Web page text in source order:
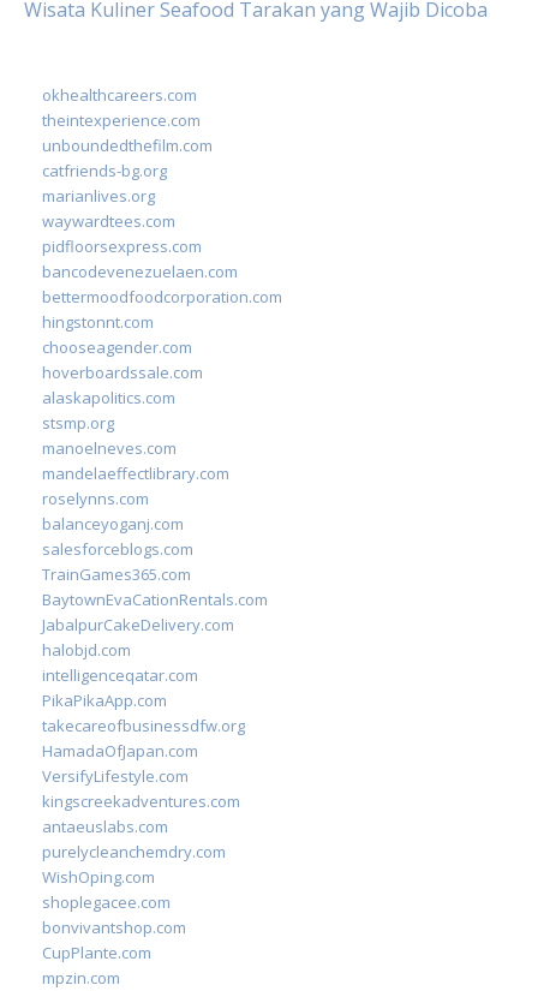
Wisata Kuliner Seafood Tarakan yang Wajib Dicoba
okhealthcareers.com
theintexperience.com
unboundedthefilm.com
catfriends-bg.org
marianlives.org
waywardtees.com
pidfloorsexpress.com
bancodevenezuelaen.com
bettermoodfoodcorporation.com
hingstonnt.com
chooseagender.com
hoverboardssale.com
alaskapolitics.com
stsmp.org
manoelneves.com
mandelaeffectlibrary.com
roselynns.com
balanceyoganj.com
salesforceblogs.com
TrainGames365.com
BaytownEvaCationRentals.com
JabalpurCakeDelivery.com
halobjd.com
intelligenceqatar.com
PikaPikaApp.com
takecareofbusinessdfw.org
HamadaOfJapan.com
VersifyLifestyle.com
kingscreekadventures.com
antaeuslabs.com
purelycleanchemdry.com
WishOping.com
shoplegacee.com
bonvivantshop.com
CupPlante.com
mpzin.com